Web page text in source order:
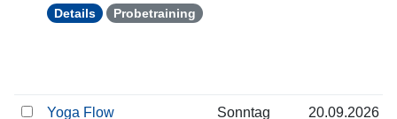
Details Probetraining
Yoga Flow Sonntag 20.09.2026